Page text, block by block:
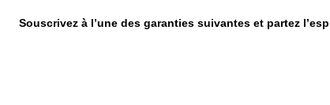
Souscrivez à l’une des garanties suivantes et partez